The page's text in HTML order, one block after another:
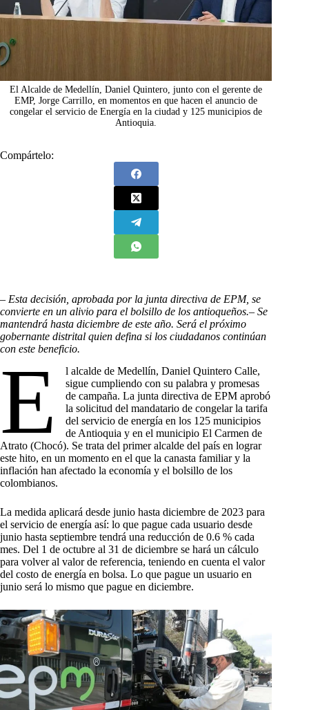
El Alcalde de Medellín, Daniel Quintero, junto con el gerente de
EMP, Jorge Carrillo, en momentos en que hacen el anuncio de
congelar el servicio de Energía en la ciudad y 125 municipios de
Antioquia.
Compártelo:
– Esta decisión, aprobada por la junta directiva de EPM, se
convierte en un alivio para el bolsillo de los antioqueños.– Se
mantendrá hasta diciembre de este año. Será el próximo
gobernante distrital quien defina si los ciudadanos continúan
con este beneficio.
E
l alcalde de Medellín, Daniel Quintero Calle,
sigue cumpliendo con su palabra y promesas
de campaña. La junta directiva de EPM aprobó
la solicitud del mandatario de congelar la tarifa
del servicio de energía en los 125 municipios
de Antioquia y en el municipio El Carmen de
Atrato (Chocó). Se trata del primer alcalde del país en lograr
este hito, en un momento en el que la canasta familiar y la
inflación han afectado la economía y el bolsillo de los
colombianos.
La medida aplicará desde junio hasta diciembre de 2023 para
el servicio de energía así: lo que pague cada usuario desde
junio hasta septiembre tendrá una reducción de 0.6 % cada
mes. Del 1 de octubre al 31 de diciembre se hará un cálculo
para volver al valor de referencia, teniendo en cuenta el valor
del costo de energía en bolsa. Lo que pague un usuario en
junio será lo mismo que pague en diciembre.